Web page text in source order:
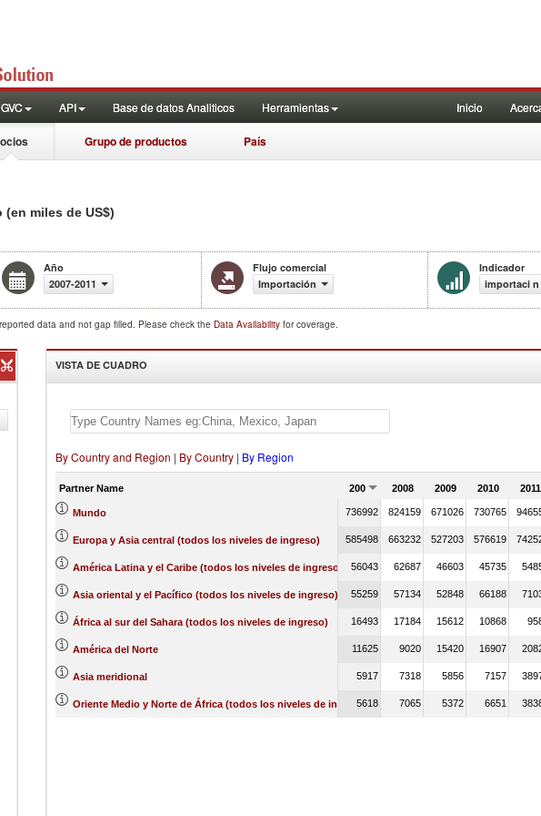
GVC API Base de datos Analiticos Herramientas Inicio
Grupo de productos País
miles de US$)
Año
2007-2011
Flujo comercial
Importación
Indicador
importaci n
data and not gap filled. Please check the Data Availability for coverage.
VISTA DE CUADRO
By Country and Region | By Country | By Region
Partner Name 2007 2008 2009 2010 2011
Mundo 736992 824159 671026 730765
Europa y Asia central (todos los niveles de ingreso) 585498 663232 527203 576619
América Latina y el Caribe (todos los niveles de ingreso) 56043 62687 46603 45735
Asia oriental y el Pacífico (todos los niveles de ingreso) 55259 57134 52848 66188
África al sur del Sahara (todos los niveles de ingreso) 16493 17184 15612 10868
América del Norte 11625 9020 15420 16907
Asia meridional 5917 7318 5856 7157
Oriente Medio y Norte de África (todos los niveles de ingreso)5618 7065 5372 6651